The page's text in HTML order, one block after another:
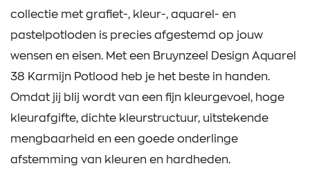
collectie met grafiet-, kleur-, aquarel- en
pastelpotloden is precies afgestemd op jouw
wensen en eisen. Met een Bruynzeel Design Aquarel
38 Karmijn Potlood heb je het beste in handen.
Omdat jij blij wordt van een fijn kleurgevoel, hoge
kleurafgifte, dichte kleurstructuur, uitstekende
mengbaarheid en een goede onderlinge
afstemming van kleuren en hardheden.